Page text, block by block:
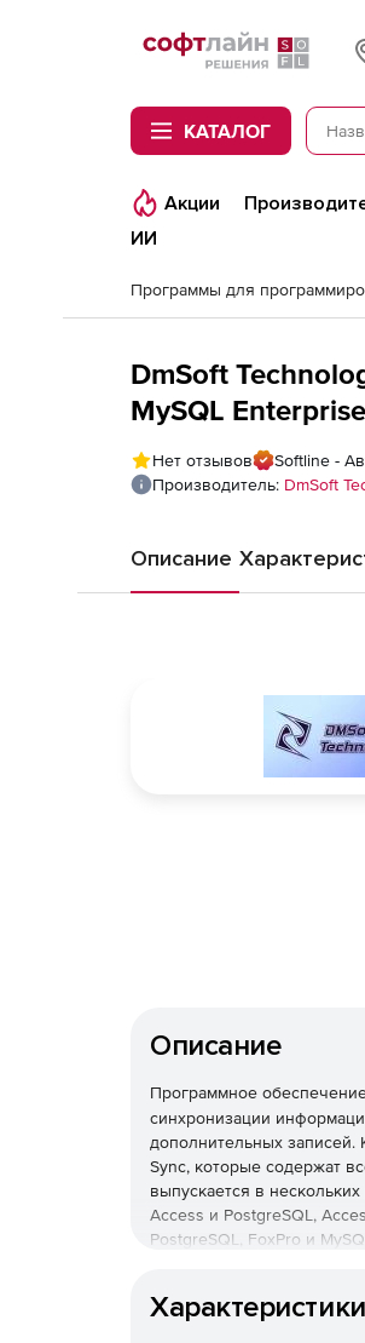
Softline
КАТАЛОГ
Акции
ИИ
Программы для
DmSoft
MySQL Enterprise
Нет отзывов
Softline -
Производитель: DmSoft
Описание
Описание
Программное
синхронизации
дополнительных записей.
Sync, которые содержат
выпускается в
Access и PostgreSQL,
PostgreSQL, FoxPro и
Insert Sync.При
Характеристики